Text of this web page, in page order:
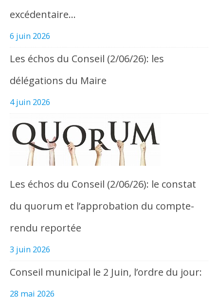
excédentaire…
6 juin 2026
Les échos du Conseil (2/06/26): les
délégations du Maire
4 juin 2026
Les échos du Conseil (2/06/26): le constat
du quorum et l’approbation du compte-
rendu reportée
3 juin 2026
Conseil municipal le 2 Juin, l’ordre du jour:
28 mai 2026